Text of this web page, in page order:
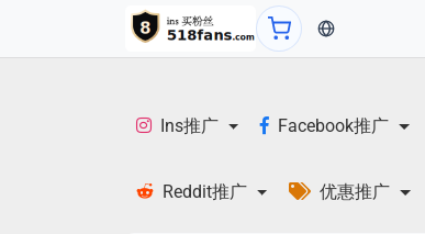
当前语言：
Ins推广 Facebook推广
Reddit推广 优惠推广